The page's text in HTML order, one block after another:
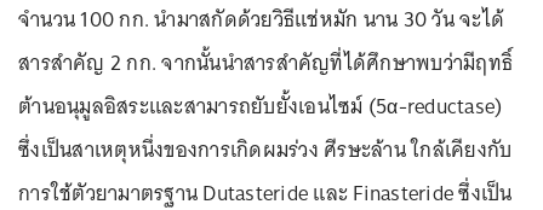
จำนวน 100 กก. นำมาสกัดด้วยวิธีแช่หมัก นาน 30 วัน จะได้
สารสำคัญ 2 กก. จากนั้นนำสารสำคัญที่ได้ศึกษาพบว่ามีฤทธิ์
ต้านอนุมูลอิสระและสามารถยับยั้งเอนไซม์ (5α-reductase)
ซึ่งเป็นสาเหตุหนึ่งของการเกิดผมร่วง ศีรษะล้าน ใกล้เคียงกับ
การใช้ตัวยามาตรฐาน Dutasteride และ Finasteride ซึ่งเป็น